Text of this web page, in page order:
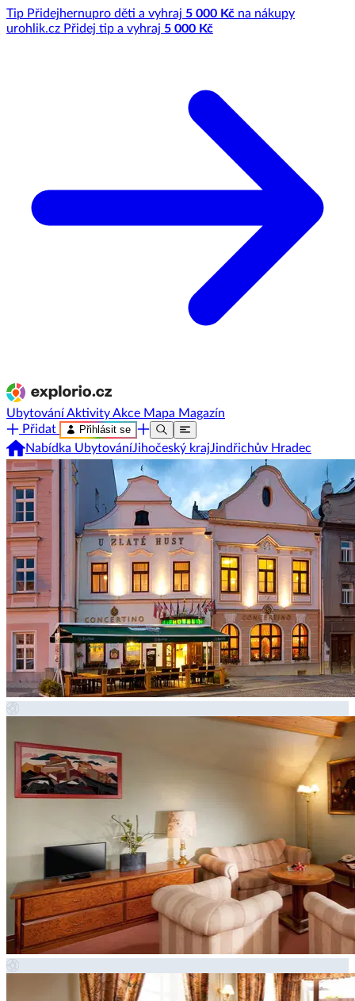
Tip Přidejhernupro děti a vyhraj 5 000 Kč na nákupy
urohlik.cz Přidej tip a vyhraj 5 000 Kč
UbytováníAktivityAkce Mapa Magazín
Přidat
Přihlásit se
Nabídka UbytováníJihočeský krajJindřichův Hradec